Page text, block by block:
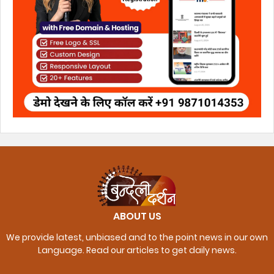
ABOUT US
We provide latest, unbiased and to the point news in our own
Language. Read our articles to get daily news.